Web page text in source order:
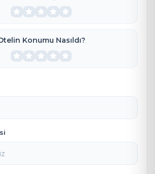
Konumu Nasıldı?